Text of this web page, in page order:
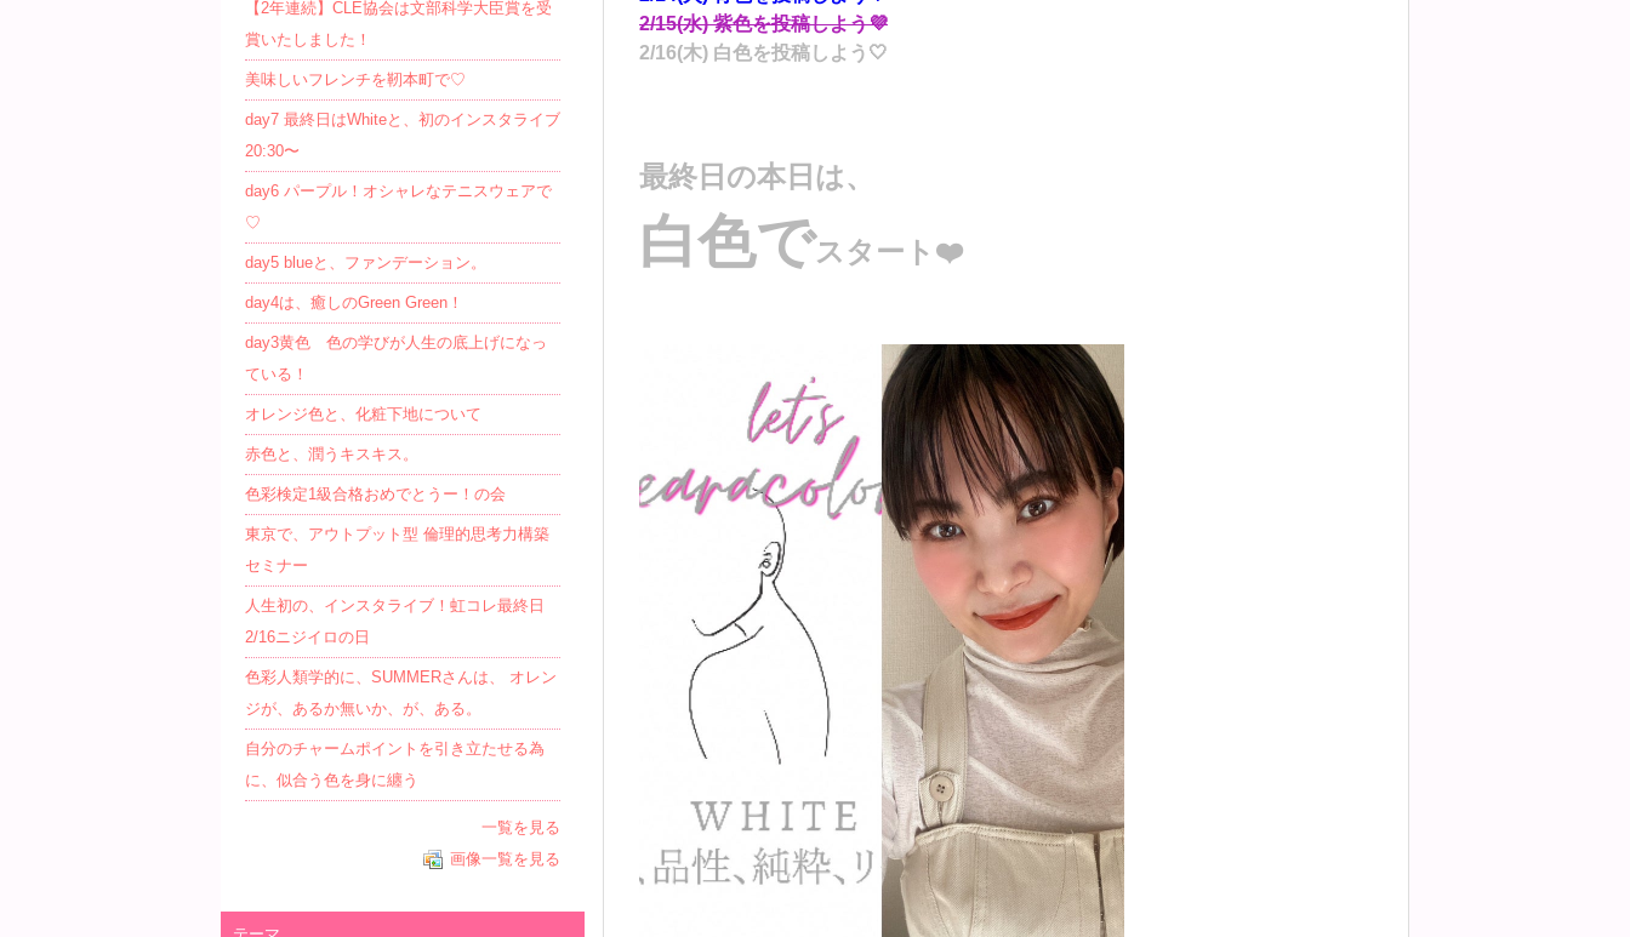
2/15(水) 紫色を投稿しよう💜
2/16(木) 白色を投稿しよう🤍
最終日の本日は、
白色でスタート❤️
【2年連続】CLE協会は文部科学大臣賞を受
賞いたしました！
美味しいフレンチを靭本町で♡
day7 最終日はWhiteと、初のインスタライブ
20:30〜
day6 パープル！オシャレなテニスウェアで
♡
day5 blueと、ファンデーション。
day4は、癒しのGreen Green！
day3黄色 色の学びが人生の底上げになっ
ている！
オレンジ色と、化粧下地について
赤色と、潤うキスキス。
色彩検定1級合格おめでとうー！の会
東京で、アウトプット型 倫理的思考力構築
セミナー
人生初の、インスタライブ！虹コレ最終日
2/16ニジイロの日
色彩人類学的に、SUMMERさんは、 オレン
ジが、あるか無いか、が、ある。
自分のチャームポイントを引き立たせる為
に、似合う色を身に纏う
一覧を見る
画像一覧を見る